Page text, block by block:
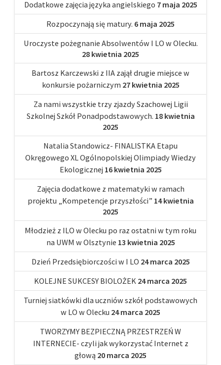
Dodatkowe zajęcia języka angielskiego 7 maja 2025
Rozpoczynają się matury. 6 maja 2025
Uroczyste pożegnanie Absolwentów I LO w Olecku.
28 kwietnia 2025
Bartosz Karczewski z IIA zajął drugie miejsce w
konkursie pożarniczym 27 kwietnia 2025
Za nami wszystkie trzy zjazdy Szachowej Ligii
Szkolnej Szkół Ponadpodstawowych. 18 kwietnia
2025
Natalia Standowicz- FINALISTKA Etapu
Okręgowego XL Ogólnopolskiej Olimpiady Wiedzy
Ekologicznej 16 kwietnia 2025
Zajęcia dodatkowe z matematyki w ramach
projektu „Kompetencje przyszłości” 14 kwietnia
2025
Młodzież z ILO w Olecku po raz ostatni w tym roku
na UWM w Olsztynie 13 kwietnia 2025
Dzień Przedsiębiorczości w I LO 24 marca 2025
KOLEJNE SUKCESY BIOLOŻEK 24 marca 2025
Turniej siatkówki dla uczniów szkół podstawowych
w LO w Olecku 24 marca 2025
TWORZYMY BEZPIECZNĄ PRZESTRZEŃ W
INTERNECIE- czyli jak wykorzystać Internet z
głową 20 marca 2025